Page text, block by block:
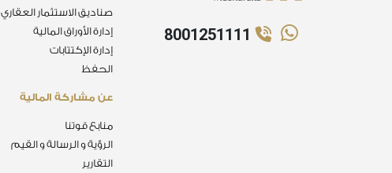
8001251111
صناديق الاستثمار العقاري
إدارة الأوراق المالية
إدارة الإكتتابات
الحفظ
عن مشاركة المالية
منابع قوتنا
الرؤية و الرسالة و القيم
التقارير